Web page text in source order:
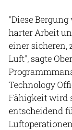
"Diese
harter Arbeit
einer sicheren,
Luft", sagte
Technology
Fähigkeit wird
entscheidend